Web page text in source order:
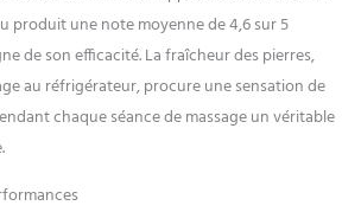
poches sous les yeux et
détoxifie la peau. Augmentez
l'efficacité des produits de
soins de la peau : gardez
votre routine de soins de la
visage ou un sérum pour
produit une note moyenne de 4,6 sur 5
de son efficacité. La fraîcheur des pierres,
au réfrigérateur, procure une sensation de
chaque séance de massage un véritable